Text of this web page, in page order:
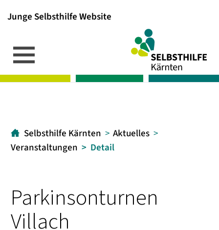
Junge Selbsthilfe Website
[1]
[2]
[3]
Selbsthilfe Kärnten
Aktuelles
Veranstaltungen
Detail
Parkinsonturnen
Villach